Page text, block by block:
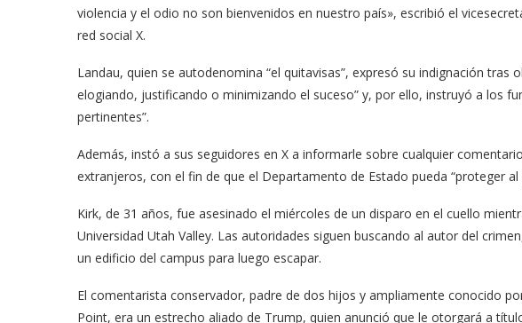
violencia y el odio no son bienvenidos en nuestro país», escribió el
red social X.
Landau, quien se autodenomina “el quitavisas”, expresó su indignación tras
elogiando, justificando o minimizando el suceso” y, por ello, instruyó a los
pertinentes”.
Además, instó a sus seguidores en X a informarle sobre cualquier
extranjeros, con el fin de que el Departamento de Estado pueda “proteger al
Kirk, de 31 años, fue asesinado el miércoles de un disparo en el cuello
Universidad Utah Valley. Las autoridades siguen buscando al autor del
un edificio del campus para luego escapar.
El comentarista conservador, padre de dos hijos y ampliamente conocido
Point, era un estrecho aliado de Trump, quien anunció que le otorgará a